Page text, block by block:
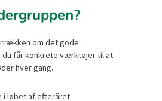
om det gode
du får konkrete værktøjer til at
hver gang.
i løbet af efteråret: